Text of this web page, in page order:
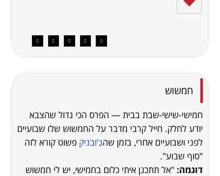
חמשוש
חמישי-שישי-שבת בבית — הפרס הכי גדול שהצבא
יודע לחלק. חייל קרבי מדבר על החמשוש שלו שבועיים
לפני ושבועיים אחרי, בזמן שהג'ובניק פשוט קורא לזה
"סוף שבוע".
דוגמה: "אל תתכנן איתי כלום בחמישי, יש לי חמשוש